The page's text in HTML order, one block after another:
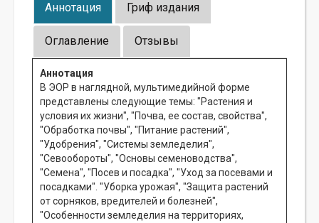
Аннотация Гриф издания
Оглавление Отзывы
Аннотация
В ЭОР в наглядной, мультимедийной форме
представлены следующие темы: "Растения и
условия их жизни", "Почва, ее состав, свойства",
"Обработка почвы", "Питание растений",
"Удобрения", "Системы земледелия",
"Севообороты", "Основы семеноводства",
"Семена", "Посев и посадка", "Уход за посевами и
посадками". "Уборка урожая", "Защита растений
от сорняков, вредителей и болезней",
"Особенности земледелия на территориях,